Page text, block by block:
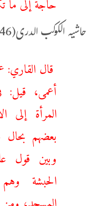
حاشیہ الکوکب الدری(2/146) میں ہے:
قال القاري:
أعمى، قيل:
المرأة
بعضهم ‌بحال
وبين قول
الحبشة
المسجد،